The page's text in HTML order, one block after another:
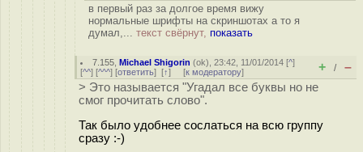
в первый раз за долгое время вижу
нормальные шрифты на скриншотах а то я
думал,... текст свёрнут, показать
7.155 ,Michael Shigorin (ok), 23:42, 11/01/2014 [^]
[^^] [^^^] [ответить] [↑] [к модератору] + / –
> Это называется "Угадал все буквы но не
смог прочитать слово".
Так было удобнее сослаться на всю группу
сразу :-)